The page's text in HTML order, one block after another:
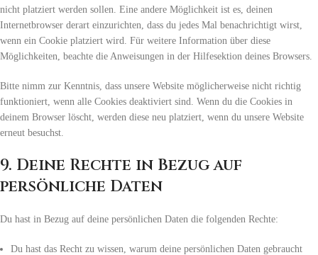
nicht platziert werden sollen. Eine andere Möglichkeit ist es, deinen
Internetbrowser derart einzurichten, dass du jedes Mal benachrichtigt wirst,
wenn ein Cookie platziert wird. Für weitere Information über diese
Möglichkeiten, beachte die Anweisungen in der Hilfesektion deines Browsers.
Bitte nimm zur Kenntnis, dass unsere Website möglicherweise nicht richtig
funktioniert, wenn alle Cookies deaktiviert sind. Wenn du die Cookies in
deinem Browser löscht, werden diese neu platziert, wenn du unsere Website
erneut besuchst.
9. Deine Rechte in Bezug auf
persönliche Daten
Du hast in Bezug auf deine persönlichen Daten die folgenden Rechte:
Du hast das Recht zu wissen, warum deine persönlichen Daten gebraucht